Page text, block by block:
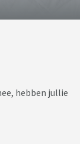
hebben jullie